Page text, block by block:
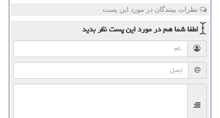
نظرات بینندگان در مورد این پست
لطفا شما همدر مورد این پستنظر بدید